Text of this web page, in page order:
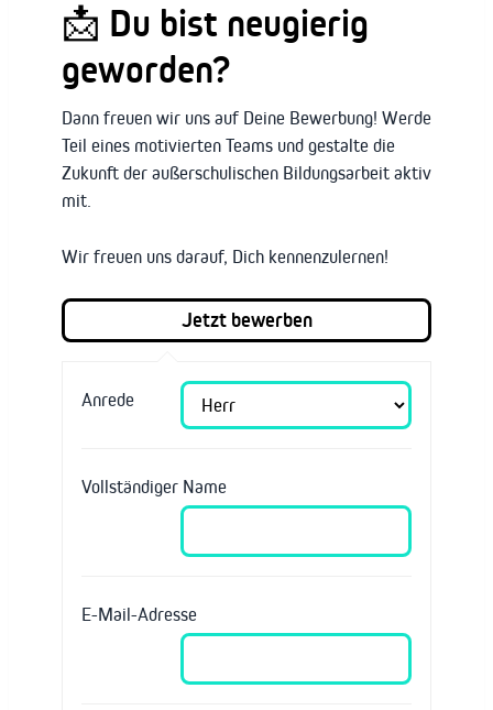
📩 Du bist neugierig
geworden?
Dann freuen wir uns auf Deine Bewerbung! Werde
Teil eines motivierten Teams und gestalte die
Zukunft der außerschulischen Bildungsarbeit aktiv
mit.
Wir freuen uns darauf, Dich kennenzulernen!
Anrede
Vollständiger Name
E-Mail-Adresse